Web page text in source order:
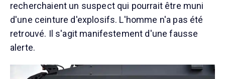
recherchaient un suspect qui pourrait être muni
d'une ceinture d'explosifs. L'homme n'a pas été
retrouvé. Il s'agit manifestement d'une fausse
alerte.